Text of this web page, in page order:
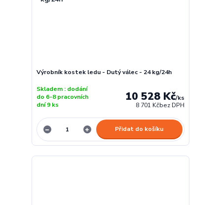
Výrobník kostek ledu - Dutý válec - 24 kg/24h
10 528 Kč/ks
8 701 Kčbez DPH
Skladem : dodání
do 6-8 pracovních
dní 9 ks
Přidat do košíku